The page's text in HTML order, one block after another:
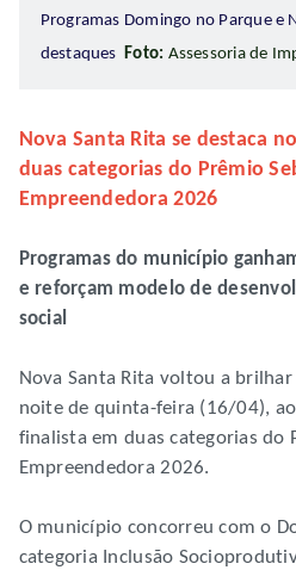
Programas Domingo no Parque e
destaquesFoto: Assessoria de
Nova Santa Rita se destaca
duas categorias do Prêmio
Empreendedora 2026
Programas do município
e reforçam modelo de
social
Nova Santa Rita voltou a
noite de quinta-feira (16/04),
finalista em duas categorias do
Empreendedora 2026.
O município concorreu com o
categoria Inclusão